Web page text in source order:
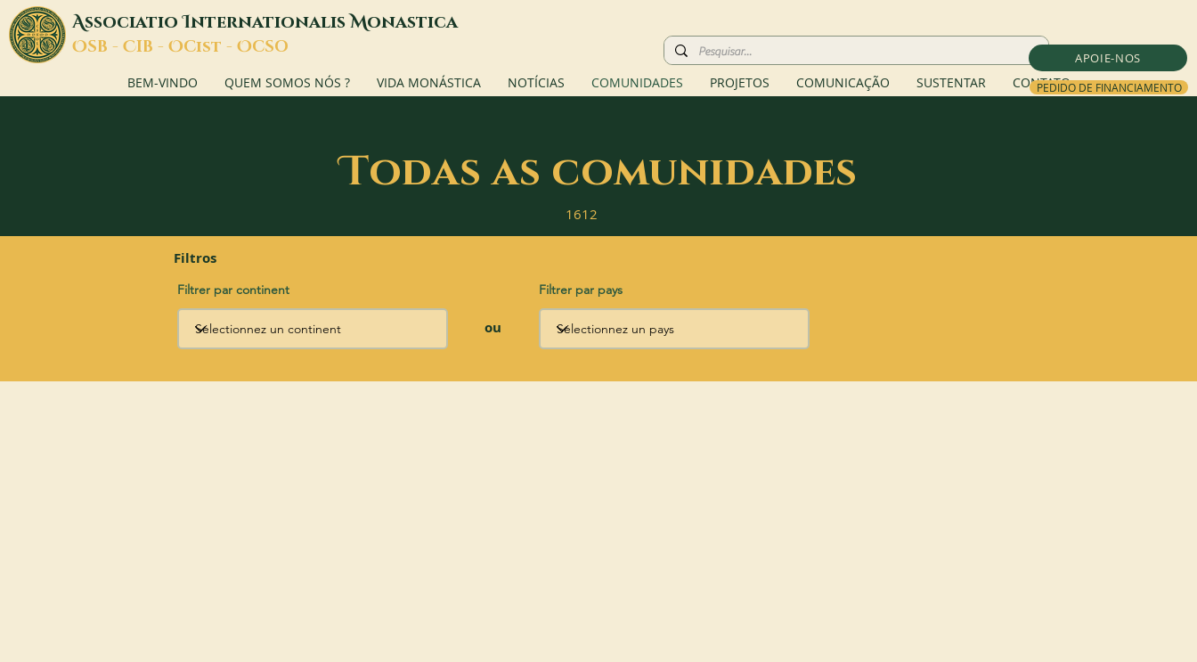
APOIE-NOS
PEDIDO DE FINANCIAMENTO
AssociatioInternationalisMonastica
OSB - CIB - OCist - OCSO
BEM-VINDO QUEM SOMOS NÓS ? VIDA MONÁSTICA NOTÍCIAS COMUNIDADES PROJETOS COMUNICAÇÃO SUSTENTAR CONTATO
Todas as comunidades
1612
Filtros
Filtrer par continent
ou
Filtrer par pays